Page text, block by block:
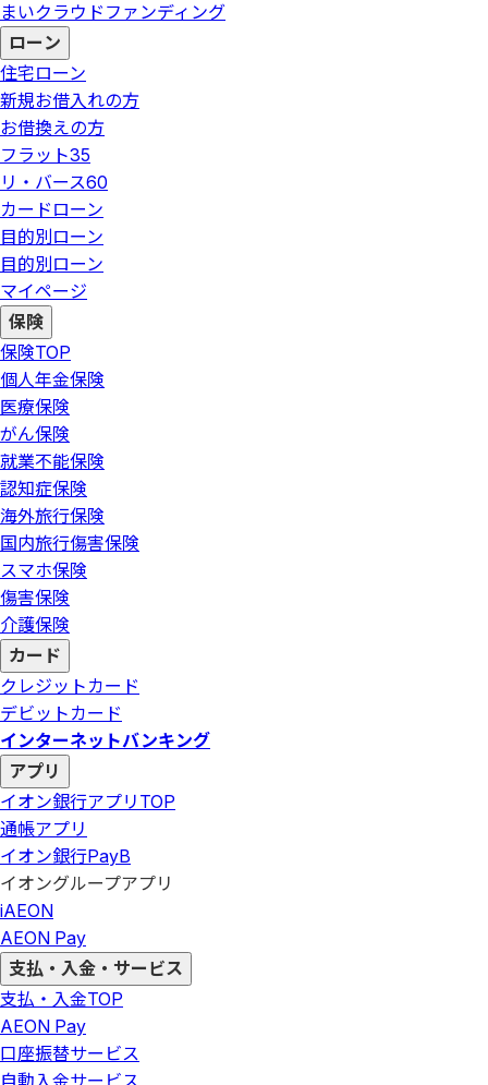
まいクラウドファンディング
ローン
住宅ローン
新規お借入れの方
お借換えの方
フラット35
リ・バース60
カードローン
目的別ローン
目的別ローン
マイページ
保険
保険TOP
個人年金保険
医療保険
がん保険
就業不能保険
認知症保険
海外旅行保険
国内旅行傷害保険
スマホ保険
傷害保険
介護保険
カード
クレジットカード
デビットカード
インターネットバンキング
アプリ
イオン銀行アプリ TOP
通帳アプリ
イオン銀行PayB
イオングループアプリ
iAEON
AEON Pay
支払・入金・サービス
支払・入金TOP
AEON Pay
口座振替サービス
自動入金サービス